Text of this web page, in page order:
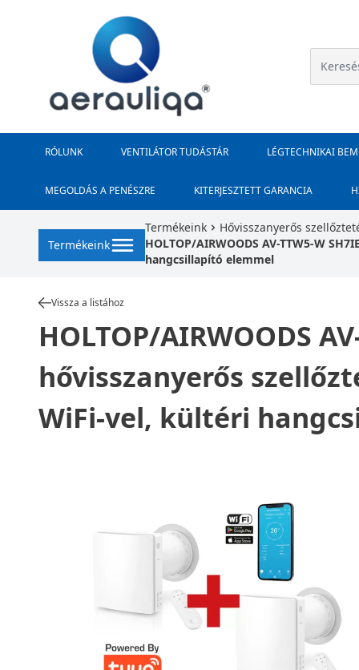
RÓLUNK VENTILÁTOR TUDÁSTÁR LÉGTECHNIKAI
MEGOLDÁS A PENÉSZRE KITERJESZTETT GARANCIA
Termékeink
Termékeink
Hővisszanyerős
HOLTOP/AIRWOODS AV-TTW5-W
hangcsillapító elemmel
Vissza a listához
HOLTOP/AIRWOODS
hővisszanyerős
WiFi-vel, kültéri